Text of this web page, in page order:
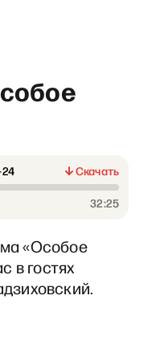
Скачать
32:25
«Особое
в гостях